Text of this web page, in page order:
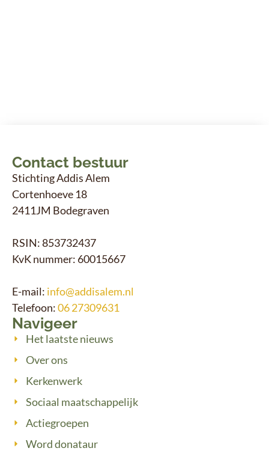
Navigeer
Het laatste nieuws
Over ons
Kerkenwerk
Sociaal maatschappelijk
Actiegroepen
Word donataur
Contact bestuur
Stichting Addis Alem
Cortenhoeve 18
2411JM Bodegraven
RSIN: 853732437
KvK nummer: 60015667
E-mail: info@addisalem.nl
Telefoon:06 27309631